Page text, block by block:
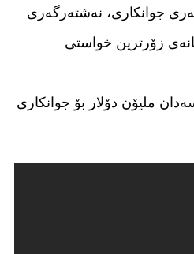
جوانکارى، نەشتەرگەرى
زۆرترین خواستى
ملیۆن دۆلار بۆ جوانکارى